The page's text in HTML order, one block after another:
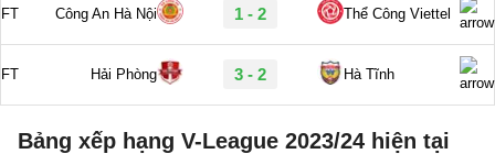
Bảng xếp hạng V-League 2023/24 hiện tại